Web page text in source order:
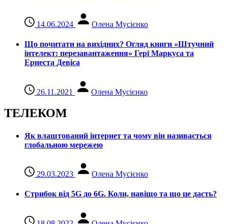
14.06.2024 Олена Мусієнко
Що почитати на вихідних? Огляд книги «Штучний
інтелект: перезавантаження» Гері Маркуса та
Ернеста Девіса
26.11.2021 Олена Мусієнко
ТЕЛЕКОМ
Як влаштований інтернет та чому він називається
глобальною мережею
29.03.2023 Олена Мусієнко
Стрибок від 5G до 6G. Коли, навіщо та що це даcть?